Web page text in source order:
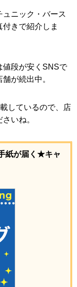
ニック・バース
きで紹介しま
値段が安くSNSで
が続出中。
しているので、店
いね。
紙が届く★キャ